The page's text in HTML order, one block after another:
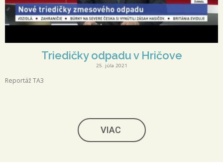
Triedičky odpadu v Hričove
25. júla 2021
Reportáž TA3
VIAC